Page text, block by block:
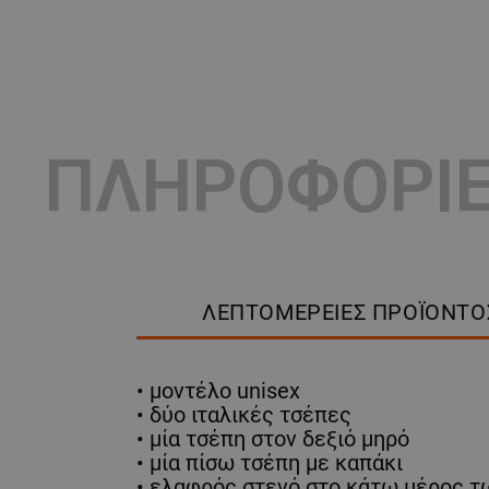
ΛΕΠΤΟΜΈΡΕΙΕΣ
• μοντέλο unisex
• δύο ιταλικές τσέπες
• μία τσέπη στον δεξιό μηρό
• μία πίσω τσέπη με καπάκι